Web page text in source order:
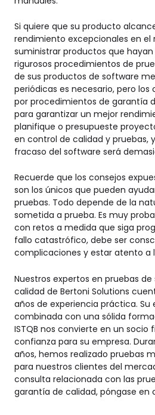
Si quiere que su producto
rendimiento excepcionales en el
suministrar productos que
rigurosos procedimientos de
de sus productos de software
periódicas es necesario, pero
por procedimientos de garantía
para garantizar un mejor
planifique o presupueste
en control de calidad y pruebas,
fracaso del software será
Recuerde que los consejos
son los únicos que pueden
pruebas. Todo depende de la
sometida a prueba. Es muy
con retos a medida que siga
fallo catastrófico, debe ser
complicaciones y estar atento a
Nuestros expertos en pruebas
calidad de Bertoni Solutions
años de experiencia práctica.
combinada con una sólida
ISTQB nos convierte en un socio
confianza para su empresa.
años, hemos realizado pruebas
para nuestros clientes del
consulta relacionada con las
garantía de calidad, póngase en